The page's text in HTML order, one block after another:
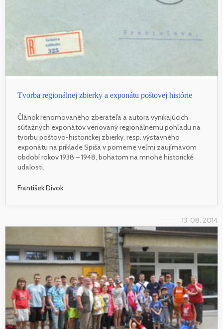
Tvorba regionálnej zbierky a exponátu poštovej histórie
Článok renomovaného zberateľa a autora vynikajúcich
súťažných exponátov venovaný regionálnemu pohľadu na
tvorbu poštovo-historickej zbierky, resp. výstavného
exponátu na príklade Spiša v pomerne veľmi zaujímavom
období rokov 1938 – 1948, bohatom na mnohé historické
udalosti.
František Divok
13. 08. 2014